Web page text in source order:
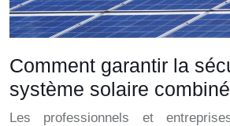
Comment garantir la
système solaire
Les professionnels et